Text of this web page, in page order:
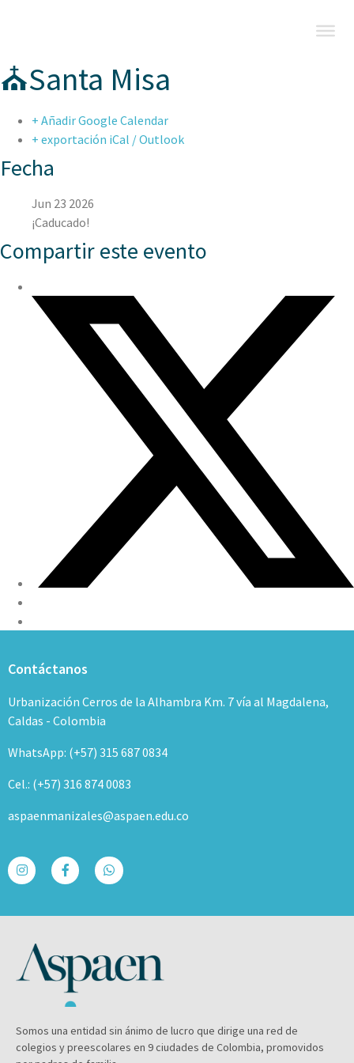
⛪Santa Misa
+ Añadir Google Calendar
+ exportación iCal / Outlook
Fecha
Jun 23 2026
¡Caducado!
Compartir este evento
Contáctanos
Urbanización Cerros de la Alhambra Km. 7 vía al Magdalena,
Caldas - Colombia
WhatsApp: (+57) 315 687 0834
Cel.: (+57) 316 874 0083
aspaenmanizales@aspaen.edu.co
Somos una entidad sin ánimo de lucro que dirige una red de
colegios y preescolares en 9 ciudades de Colombia, promovidos